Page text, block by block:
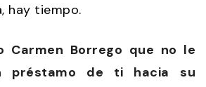
hay tiempo.
Carmen Borrego que no le
préstamo de ti hacia su